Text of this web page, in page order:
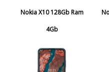
Nokia X10 128Gb Ram
4Gb